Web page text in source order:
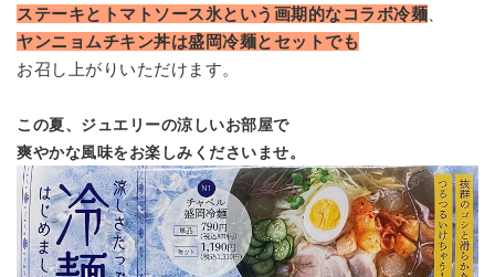
ステーキとトマトソース氷という画期的なコラボ冷麺
ヤンニョムチキン丼は盛岡冷麺とセットでも
お召し上がりいただけます。
この夏、ジュエリーの涼しいお部屋で
爽やかな風味をお楽しみくださいませ。